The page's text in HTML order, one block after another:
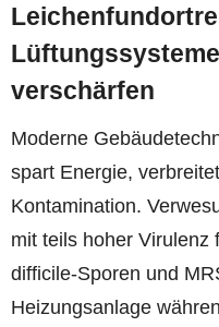
verschärfen
Moderne
spart Energie,
Kontamination.
mit teils hoher Virulenz
difficile-Sporen und
Heizungsanlage